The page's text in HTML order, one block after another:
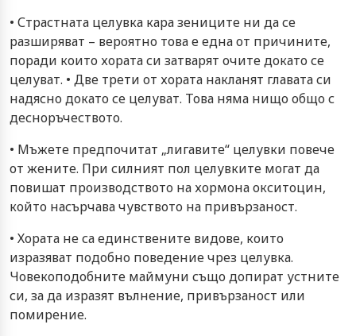
• Страстната целувка кара зениците ни да се
разширяват – вероятно това е една от причините,
поради които хората си затварят очите докато се
целуват. • Две трети от хората накланят главата си
надясно докато се целуват. Това няма нищо общо с
десноръчеството.
• Мъжете предпочитат „лигавите“ целувки повече
от жените. При силният пол целувките могат да
повишат производството на хормона окситоцин,
който насърчава чувството на привързаност.
• Хората не са единствените видове, които
изразяват подобно поведение чрез целувка.
Човекоподобните маймуни също допират устните
си, за да изразят вълнение, привързаност или
помирение.